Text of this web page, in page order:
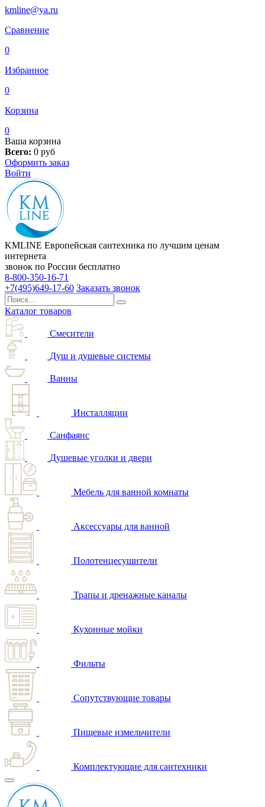
kmline@ya.ru
Сравнение
0
Избранное
0
Корзина
0
Ваша корзина
Всего: 0 руб
Оформить заказ
Войти
KMLINE Европейская сантехника по лучшим ценам
интернета
звонок по России бесплатно
8-800-350-16-71
+7(495)649-17-60 Заказать звонок
Каталог товаров
Смесители
Душ и душевые системы
Ванны
Инсталляции
Санфаянс
Душевые уголки и двери
Мебель для ванной комнаты
Аксессуары для ванной
Полотенцесушители
Трапы и дренажные каналы
Кухонные мойки
Фильты
Сопутствующие товары
Пищевые измельчители
Комплектующие для сантехники